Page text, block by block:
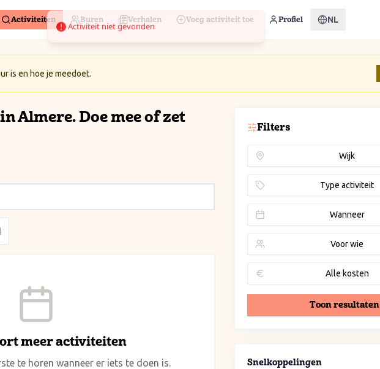
Activiteiten Buren Verhalen Voeg activiteit toe Profiel NL
is en hoe je meedoet.
Almere. Doe mee of zet
meer activiteiten
te horen wanneer er iets te doen is.
Filters
Wijk
Type activiteit
Wanneer
Voor wie
Alle kosten
Toon resultaten
Snelkoppelingen